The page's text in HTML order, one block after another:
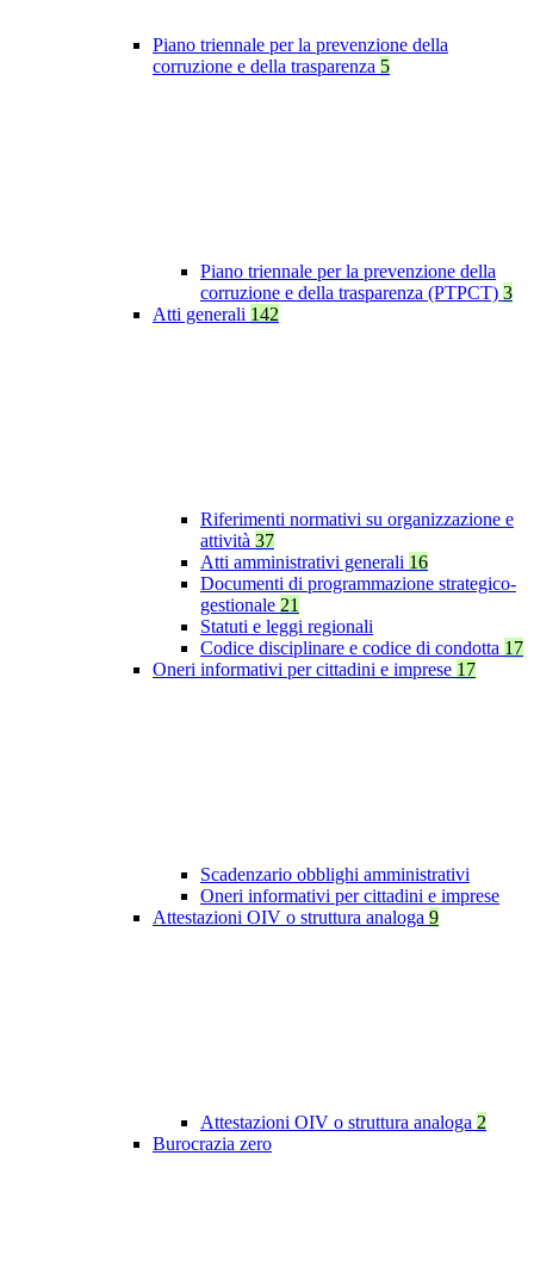
Piano triennale per la prevenzione della
corruzione e della trasparenza 5
Piano triennale per la prevenzione della
corruzione e della trasparenza (PTPCT) 3
Atti generali 142
Riferimenti normativi su organizzazione e
attività 37
Atti amministrativi generali 16
Documenti di programmazione strategico-
gestionale 21
Statuti e leggi regionali
Codice disciplinare e codice di condotta 17
Oneri informativi per cittadini e imprese 17
Scadenzario obblighi amministrativi
Oneri informativi per cittadini e imprese
Attestazioni OIV o struttura analoga 9
Attestazioni OIV o struttura analoga 2
Burocrazia zero